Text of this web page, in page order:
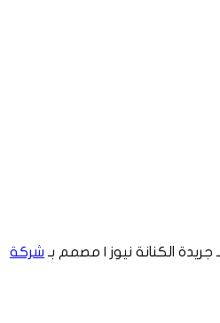
الكنانة نيوز | مصمم بـ شركة